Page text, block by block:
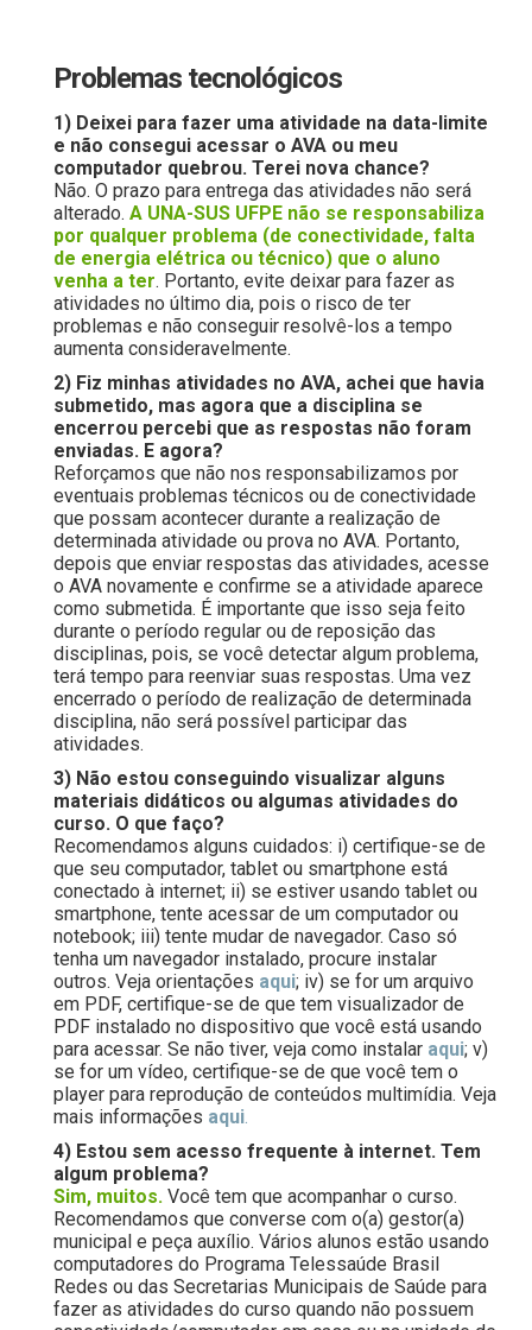
Problemas tecnológicos
1) Deixei para fazer uma atividade na data-limite
e não consegui acessar o AVA ou meu
computador quebrou. Terei nova chance?
Não. O prazo para entrega das atividades não será
alterado. A UNA-SUS UFPE não se responsabiliza
por qualquer problema (de conectividade, falta
de energia elétrica ou técnico) que o aluno
venha a ter. Portanto, evite deixar para fazer as
atividades no último dia, pois o risco de ter
problemas e não conseguir resolvê-los a tempo
aumenta consideravelmente.
2) Fiz minhas atividades no AVA, achei que havia
submetido, mas agora que a disciplina se
encerrou percebi que as respostas não foram
enviadas. E agora?
Reforçamos que não nos responsabilizamos por
eventuais problemas técnicos ou de conectividade
que possam acontecer durante a realização de
determinada atividade ou prova no AVA. Portanto,
depois que enviar respostas das atividades, acesse
o AVA novamente e confirme se a atividade aparece
como submetida. É importante que isso seja feito
durante o período regular ou de reposição das
disciplinas, pois, se você detectar algum problema,
terá tempo para reenviar suas respostas. Uma vez
encerrado o período de realização de determinada
disciplina, não será possível participar das
atividades.
3) Não estou conseguindo visualizar alguns
materiais didáticos ou algumas atividades do
curso. O que faço?
Recomendamos alguns cuidados: i) certifique-se de
que seu computador, tablet ou smartphone está
conectado à internet; ii) se estiver usando tablet ou
smartphone, tente acessar de um computador ou
notebook; iii) tente mudar de navegador. Caso só
tenha um navegador instalado, procure instalar
outros. Veja orientações aqui; iv) se for um arquivo
em PDF, certifique-se de que tem visualizador de
PDF instalado no dispositivo que você está usando
para acessar. Se não tiver, veja como instalar aqui; v)
se for um vídeo, certifique-se de que você tem o
player para reprodução de conteúdos multimídia. Veja
mais informações aqui
4) Estou sem acesso frequente à internet. Tem
algum problema?
Sim, muitos. Você tem que acompanhar o curso.
Recomendamos que converse com o(a) gestor(a)
municipal e peça auxílio. Vários alunos estão usando
computadores do Programa Telessaúde Brasil
Redes ou das Secretarias Municipais de Saúde para
fazer as atividades do curso quando não possuem